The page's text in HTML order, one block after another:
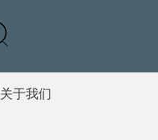
关于我们